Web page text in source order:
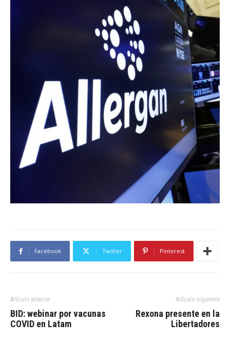
Facebook Twitter Pinterest
Artículo anterior
BID: webinar por vacunas
COVID en Latam
Artículo siguiente
Rexona presente en la
Libertadores